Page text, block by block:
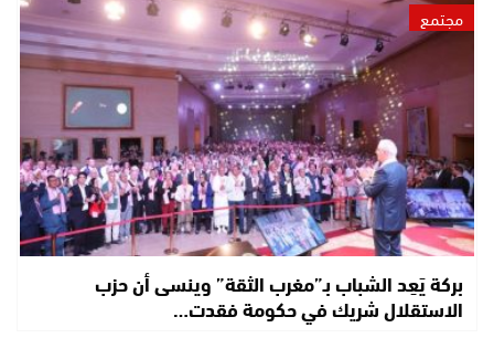
مجتمع
بركة يَعِد الشباب بـ”مغرب الثقة” وينسى أن حزب
الاستقلال شريك في حكومة فقدت…